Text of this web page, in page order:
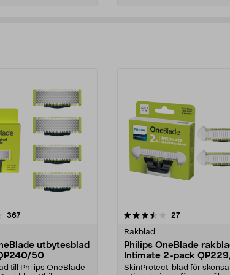
367recensioner
utbytesblad
50
till Philips OneBlade
3.5 av 5 stjärnor 27recensioner
Rakblad
Philips OneBlade
Intimate 2-pack
SkinProtect-blad för
4.5 av 5 stjärnor